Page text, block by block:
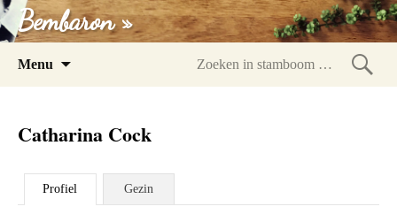
Bembaron »
Menu
Catharina Cock
Profiel Gezin